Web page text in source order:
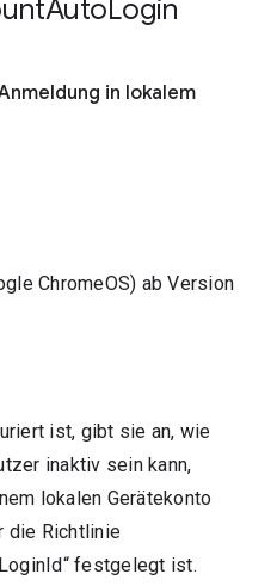
Richtlinien
AutoLogin
in lokalem
ChromeOS) ab Version
ist, gibt sie an, wie
inaktiv sein kann,
lokalen Gerätekonto
die Richtlinie
festgelegt ist.